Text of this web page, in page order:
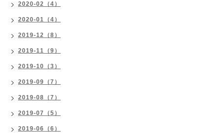
2020-02（4）
2020-01（4）
2019-12（8）
2019-11（9）
2019-10（3）
2019-09（7）
2019-08（7）
2019-07（5）
2019-06（6）